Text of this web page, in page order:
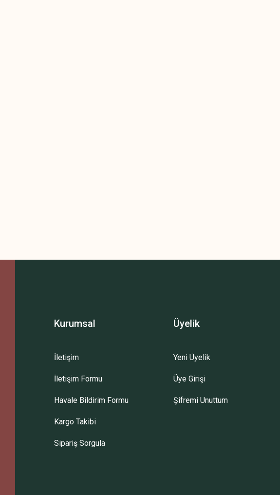
Kurumsal
İletişim
İletişim Formu
Havale Bildirim Formu
Kargo Takibi
Sipariş Sorgula
Üyelik
Yeni Üyelik
Üye Girişi
Şifremi Unuttum